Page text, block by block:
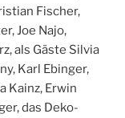
Fischer,
Joe Najo,
als Gäste Silvia
Karl Ebinger,
Kainz, Erwin
das Deko-